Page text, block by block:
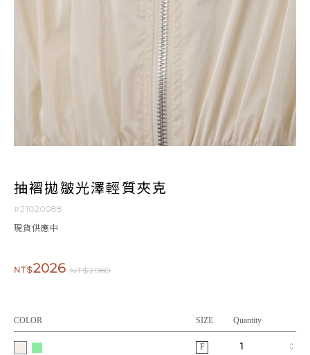
抽褶拋皺光澤輕質夾克
#21020088
現貨供應中
NT$2026 NT$2980
COLOR SIZE Quantity
F